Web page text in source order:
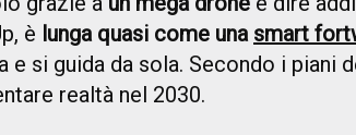
è lunga quasi come una smart
e si guida da sola. Secondo i piani
realtà nel 2030.